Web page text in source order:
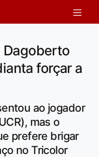
Dagoberto
forçar a
ao jogador
mas o
prefere brigar
no Tricolor